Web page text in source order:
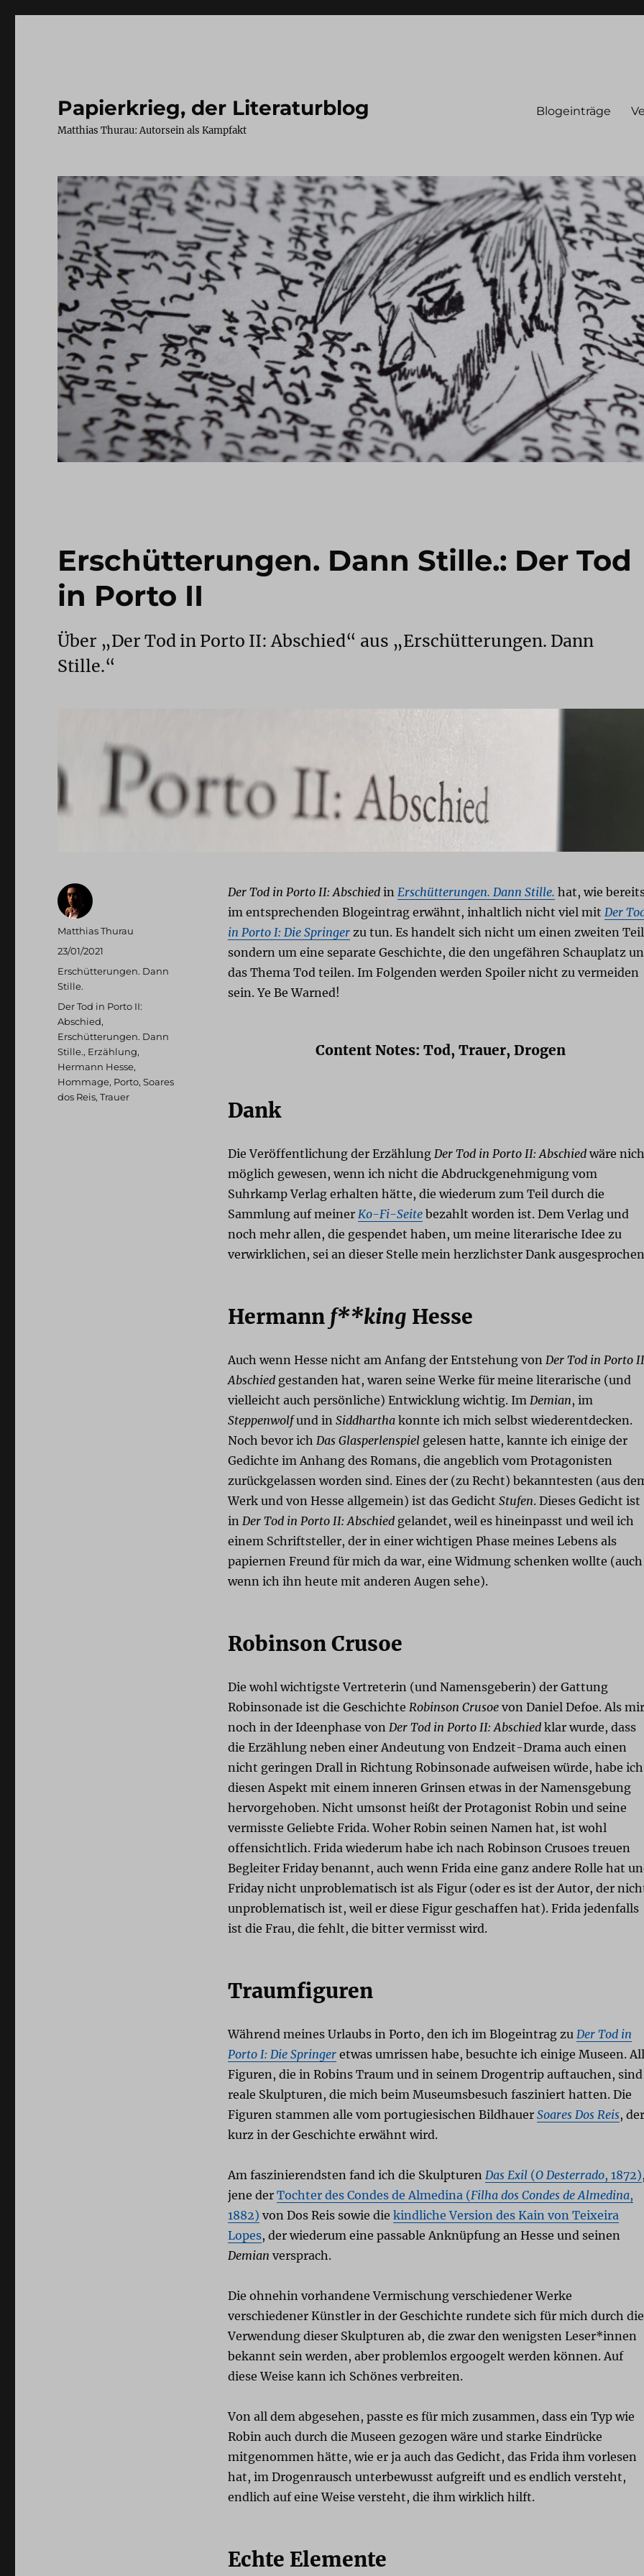
Papierkrieg, der Literaturblog
Matthias Thurau: Autorsein als Kampfakt
Blogeinträge
Erschütterungen. Dann Stille.: Der Tod
in Porto II
Über „Der Tod in Porto II: Abschied“ aus „Erschütterungen. Dann
Stille.“
Der Tod in Porto II: Abschiedin Erschütterungen. Dann Stille. hat, wie
im entsprechenden Blogeintrag erwähnt, inhaltlich nicht viel mit Der
in Porto I: Die Springerzu tun. Es handelt sich nicht um einen zweiten
sondern um eine separate Geschichte, die den ungefähren Schauplatz
das Thema Tod teilen. Im Folgenden werden Spoiler nicht zu vermeiden
sein. Ye Be Warned!
Content Notes: Tod, Trauer, Drogen
Dank
Die Veröffentlichung der Erzählung Der Tod in Porto II: Abschied wäre
möglich gewesen, wenn ich nicht die Abdruckgenehmigung vom
Suhrkamp Verlag erhalten hätte, die wiederum zum Teil durch die
Sammlung auf meiner Ko-Fi-Seitebezahlt worden ist. Dem Verlag und
noch mehr allen, die gespendet haben, um meine literarische Idee zu
verwirklichen, sei an dieser Stelle mein herzlichster Dank
Hermann f**king Hesse
Auch wenn Hesse nicht am Anfang der Entstehung von Der Tod in Porto
Abschiedgestanden hat, waren seine Werke für meine literarische (und
vielleicht auch persönliche) Entwicklung wichtig. Im Demian, im
Steppenwolfund in Siddharthakonnte ich mich selbst wiederentdecken.
Noch bevor ich Das Glasperlenspielgelesen hatte, kannte ich einige der
Gedichte im Anhang des Romans, die angeblich vom Protagonisten
zurückgelassen worden sind. Eines der (zu Recht) bekanntesten (aus
Werk und von Hesse allgemein) ist das Gedicht Stufen. Dieses Gedicht ist
in Der Tod in Porto II: Abschiedgelandet, weil es hineinpasst und weil ich
einem Schriftsteller, der in einer wichtigen Phase meines Lebens als
papiernen Freund für mich da war, eine Widmung schenken wollte (auch
wenn ich ihn heute mit anderen Augen sehe).
Robinson Crusoe
Die wohl wichtigste Vertreterin (und Namensgeberin) der Gattung
Robinsonade ist die Geschichte Robinson Crusoevon Daniel Defoe. Als mir
noch in der Ideenphase von Der Tod in Porto II: Abschiedklar wurde, dass
die Erzählung neben einer Andeutung von Endzeit-Drama auch einen
nicht geringen Drall in Richtung Robinsonade aufweisen würde, habe ich
diesen Aspekt mit einem inneren Grinsen etwas in der Namensgebung
hervorgehoben. Nicht umsonst heißt der Protagonist Robin und seine
vermisste Geliebte Frida. Woher Robin seinen Namen hat, ist wohl
offensichtlich. Frida wiederum habe ich nach Robinson Crusoes treuen
Begleiter Friday benannt, auch wenn Frida eine ganz andere Rolle hat
Friday nicht unproblematisch ist als Figur (oder es ist der Autor, der
unproblematisch ist, weil er diese Figur geschaffen hat). Frida jedenfalls
ist die Frau, die fehlt, die bitter vermisst wird.
Traumfiguren
Während meines Urlaubs in Porto, den ich im Blogeintrag zu Der Tod in
Porto I: Die Springeretwas umrissen habe, besuchte ich einige Museen.
Figuren, die in Robins Traum und in seinem Drogentrip auftauchen, sind
reale Skulpturen, die mich beim Museumsbesuch fasziniert hatten. Die
Figuren stammen alle vom portugiesischen Bildhauer Soares Dos Reis, der
kurz in der Geschichte erwähnt wird.
Am faszinierendsten fand ich die Skulpturen Das Exil(O Desterrado, 1872),
jene der Tochter des Condes de Almedina (Filha dos Condes de Almedina,
1882) von Dos Reis sowie die kindliche Version des Kain von Teixeira
Lopes, der wiederum eine passable Anknüpfung an Hesse und seinen
Demian versprach.
Die ohnehin vorhandene Vermischung verschiedener Werke
verschiedener Künstler in der Geschichte rundete sich für mich durch die
Verwendung dieser Skulpturen ab, die zwar den wenigsten Leser*innen
bekannt sein werden, aber problemlos ergoogelt werden können. Auf
diese Weise kann ich Schönes verbreiten.
Von all dem abgesehen, passte es für mich zusammen, dass ein Typ wie
Robin auch durch die Museen gezogen wäre und starke Eindrücke
mitgenommen hätte, wie er ja auch das Gedicht, das Frida ihm vorlesen
hat, im Drogenrausch unterbewusst aufgreift und es endlich versteht,
endlich auf eine Weise versteht, die ihm wirklich hilft.
Echte Elemente
Autor
Matthias Thurau
Veröffentlicht
am
23/01/2021
Kategorien
Erschütterungen. Dann
Stille.
Schlagwörter
Der Tod in Porto II:
Abschied,
Erschütterungen. Dann
Stille., Erzählung,
Hermann Hesse,
Hommage, Porto,Soares
dos Reis,Trauer